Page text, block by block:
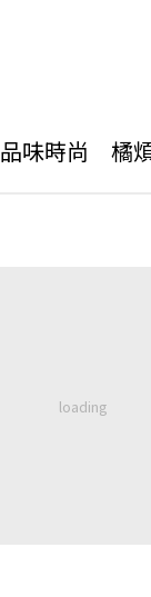
品味時尚 橘